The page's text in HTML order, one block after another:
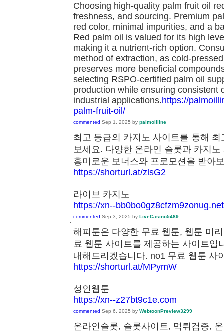
Choosing high-quality palm fruit oil
freshness, and sourcing. Premium
red color, minimal impurities, and a
Red palm oil is valued for its high
making it a nutrient-rich option.
method of extraction, as cold-
preserves more beneficial
selecting RSPO-certified palm oil
production while ensuring consistent
industrial applications.https://
palm-fruit-oil/
commented Sep 1, 2025 by palmoilline
최고 등급의 카지노 사이트를 통해
보세요. 다양한 온라인 슬롯과 카지
흥미로운 보너스와 프로모션을 받
https://shorturl.at/zlsG2
라이브 카지노
https://xn--bb0bo0gz8cfzm9zonug.net
commented Sep 3, 2025 by LiveCasino5489
해피툰은 다양한 무료 웹툰, 웹툰 미
료 웹툰 사이트를 제공하는 사이트
내해드리겠습니다. no1 무료 웹툰
https://shorturl.at/MPymW
성인웹툰
https://xn--z27bt9c1e.com
commented Sep 6, 2025 by WebtoonPreview3299
온라인슬롯, 슬롯사이트, 먹튀검증,